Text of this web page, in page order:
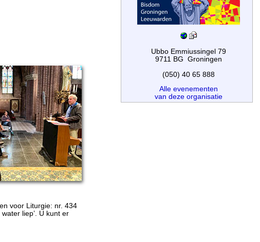
Ubbo Emmiussingel 79
9711 BG Groningen
(050) 40 65 888
Alle evenementen
van deze organisatie
voor Liturgie: nr. 434
liep’. U kunt er